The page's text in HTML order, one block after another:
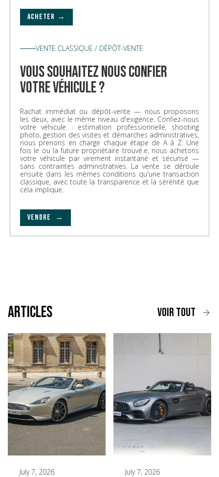
ACHETER →
VENTE CLASSIQUE / DÉPÔT-VENTE
vous souhaitez nous confier
votre véhicule ?
Rachat immédiat ou dépôt-vente — nous proposons
les deux, avec le même niveau d'exigence. Confiez-nous
votre véhicule : estimation professionnelle, shooting
photo, gestion des visites et démarches administratives,
nous prenons en charge chaque étape de A à Z. Une
fois le ou la future propriétaire trouvé.e, nous achetons
votre véhicule par virement instantané et sécurisé —
sans contraintes administratives. La vente se déroule
ensuite dans les mêmes conditions qu'une transaction
classique, avec toute la transparence et la sérénité que
cela implique.
VENDRE →
voir tout
Articles
July 7, 2026 July 7, 2026